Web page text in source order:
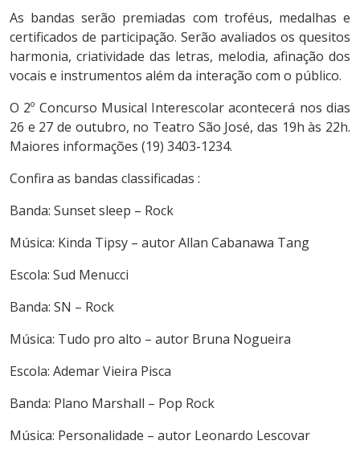
As bandas serão premiadas com troféus, medalhas e
certificados de participação. Serão avaliados os quesitos
harmonia, criatividade das letras, melodia, afinação dos
vocais e instrumentos além da interação com o público.
O 2º Concurso Musical Interescolar acontecerá nos dias
26 e 27 de outubro, no Teatro São José, das 19h às 22h.
Maiores informações (19) 3403-1234.
Confira as bandas classificadas :
Banda: Sunset sleep – Rock
Música: Kinda Tipsy – autor Allan Cabanawa Tang
Escola: Sud Menucci
Banda: SN – Rock
Música: Tudo pro alto – autor Bruna Nogueira
Escola: Ademar Vieira Pisca
Banda: Plano Marshall – Pop Rock
Música: Personalidade – autor Leonardo Lescovar